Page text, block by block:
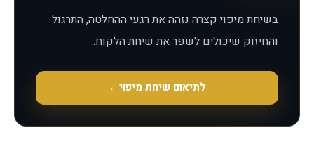
בשיחת מיפוי קצרה נזהה את רגעי ההחלטה, התרגול
והחיזוק שיכולים לשפר את שיחת הלקוח.
לתיאום שיחת מיפוי←